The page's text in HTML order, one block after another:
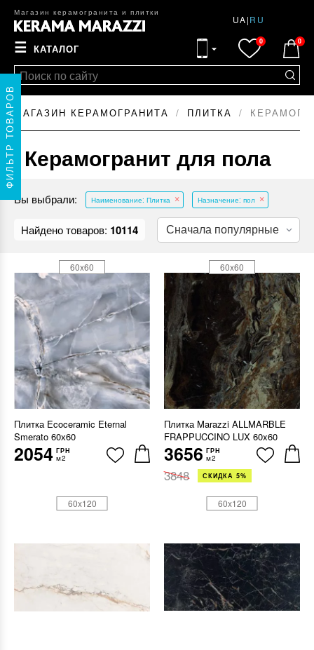
Магазин керамогранита и плитки
UA|RU
☰ КАТАЛОГ
0 0
МАГАЗИН КЕРАМОГРАНИТА ПЛИТКА
Керамогранит для пола
Вы выбрали: Наименование: Плитка Назначение: пол
Найдено товаров: 10114
Плитка Ecoceramic Eternal
Smerato 60х60
2054 ГРН
м2
60x60
Плитка Marazzi ALLMARBLE
FRAPPUCCINO LUX 60x60
3656 ГРН
м2
3848 СКИДКА 5%
60x60
60x120 60x120
ФИЛЬТР ТОВАРОВ